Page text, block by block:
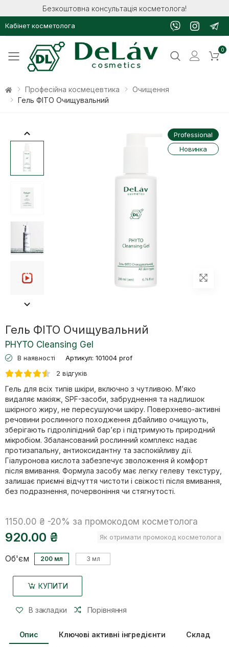
Безкоштовна консультація косметолога!
Кабінет косметолога
Toggle mobile menu
0
Професійна космецевтика
Очищення
Гель ФІТО Очищувальний
Professional
Новинка
Гель ФІТО Очищувальний
PHYTO Cleansing Gel
В наявності Артикул: 101004 prof
2 відгуків
Гель для всіх типів шкіри, включно з чутливою. М’яко
видаляє макіяж, SPF-засоби, забруднення та надлишок
шкірного жиру, не пересушуючи шкіру. Поверхнево-активні
речовини рослинного походження дбайливо очищують,
зберігають гідроліпідний бар’єр і підтримують природний
мікробіом. Збалансований рослинний комплекс надає
протизапальну, антиоксидантну та заспокійливу дії.
Гіалуронова кислота забезпечує зволоження й комфорт
після вмивання. Формула засобу має легку гелеву текстуру,
залишає приємні відчуття чистоти і свіжості після вмивання,
без подразнення, почервоніння чи стягнутості.
1150.00 ₴ -20% за промокодом косметолога
920.00 ₴ Як отримати промокод косметолога
Об'єм 200 мл 3 мл
КУПИТИ
В закладки Порівняння
Опис Ключові активні інгредієнти
Склад